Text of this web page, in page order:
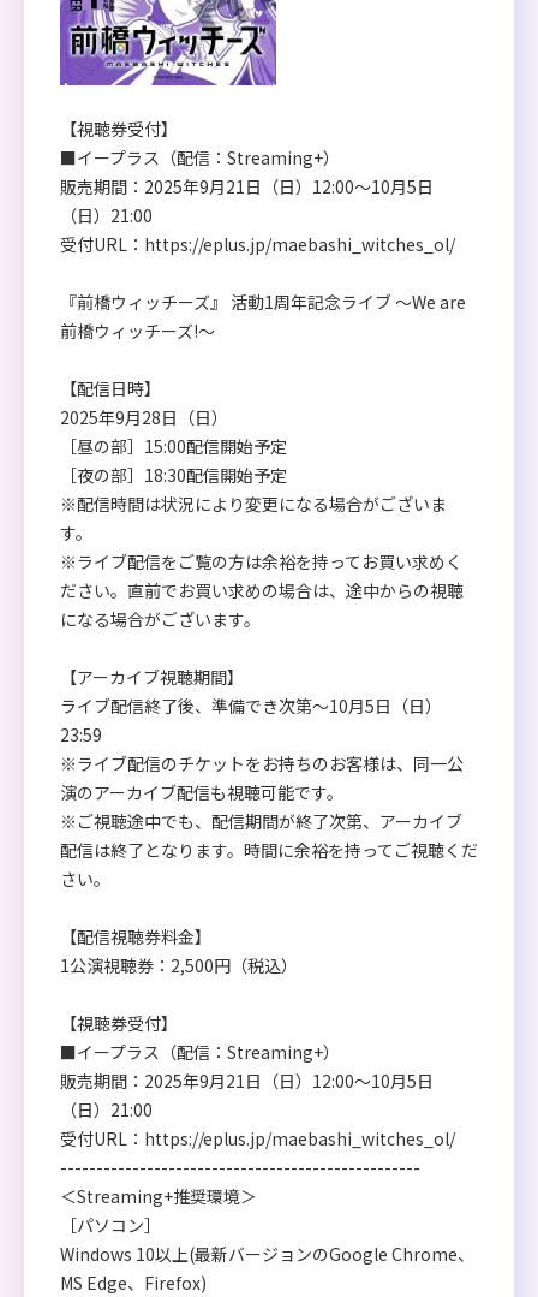
【視聴券受付】
■イープラス（配信：Streaming+）
販売期間：2025年9月21日（日）12:00～10月5日
（日）21:00
受付URL： https://eplus.jp/maebashi_witches_ol/
『前橋ウィッチーズ』 活動1周年記念ライブ ～We are
前橋ウィッチーズ!～
【配信日時】
2025年9月28日（日）
［昼の部］15:00配信開始予定
［夜の部］18:30配信開始予定
※配信時間は状況により変更になる場合がございま
す。
※ライブ配信をご覧の方は余裕を持ってお買い求めく
ださい。直前でお買い求めの場合は、途中からの視聴
になる場合がございます。
【アーカイブ視聴期間】
ライブ配信終了後、準備でき次第～10月5日（日）
23:59
※ライブ配信のチケットをお持ちのお客様は、同一公
演のアーカイブ配信も視聴可能です。
※ご視聴途中でも、配信期間が終了次第、アーカイブ
配信は終了となります。時間に余裕を持ってご視聴くだ
さい。
【配信視聴券料金】
1公演視聴券：2,500円（税込）
【視聴券受付】
■イープラス（配信：Streaming+）
販売期間：2025年9月21日（日）12:00～10月5日
（日）21:00
受付URL： https://eplus.jp/maebashi_witches_ol/
--------------------------------------------------
＜Streaming+推奨環境＞
［パソコン］
Windows 10以上(最新バージョンのGoogle Chrome、
MS Edge、Firefox)